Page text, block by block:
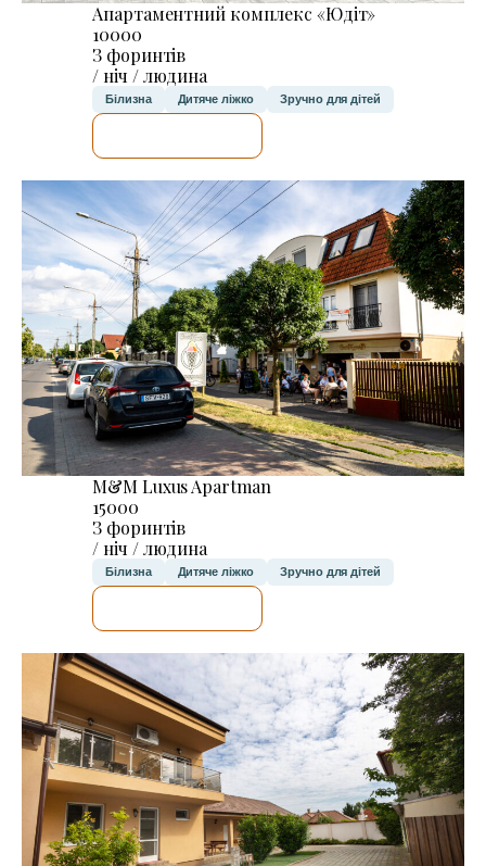
Апартаментний комплекс «Юдіт»
10000
З форинтів
/ ніч / людина
Білизна Дитяче ліжко Зручно для дітей
M&M Luxus Apartman
15000
З форинтів
/ ніч / людина
Білизна Дитяче ліжко Зручно для дітей